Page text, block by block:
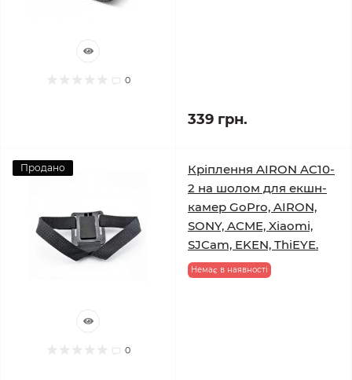
0
339 грн.
Продано
0
Кріплення AIRON AC10-
2 на шолом для екшн-
камер GoPro, AIRON,
SONY, ACME, Xiaomi,
SJCam, EKEN, ThiEYE.
Немає в наявності